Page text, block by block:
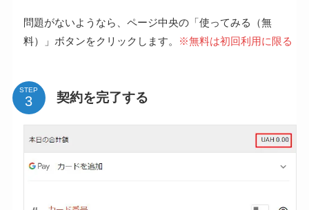
問題がないようなら、ページ中央の「使ってみる（無
料）」ボタンをクリックします。
※無料は初回利用に限る
STEP
契約を完了する